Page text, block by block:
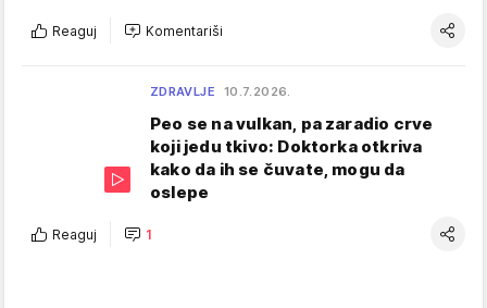
Reaguj Komentariši
ZDRAVLJE 10.7.2026.
Peo se na vulkan, pa zaradio crve
koji jedu tkivo: Doktorka otkriva
kako da ih se čuvate, mogu da
oslepe
Reaguj 1